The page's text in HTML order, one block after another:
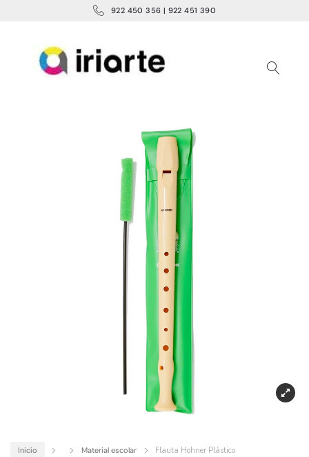
922 450 356 | 922 451 390
Inicio Material escolar Flauta Hohner Plástico